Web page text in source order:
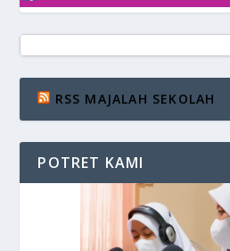
RSS MAJALAH SEKOLAH
POTRET KAMI